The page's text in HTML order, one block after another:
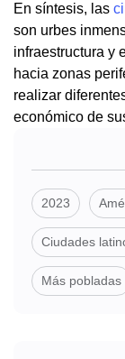
En síntesis, las
son urbes
infraestructura y
hacia zonas
realizar
económico de
2023
Ciudades
Más pobladas